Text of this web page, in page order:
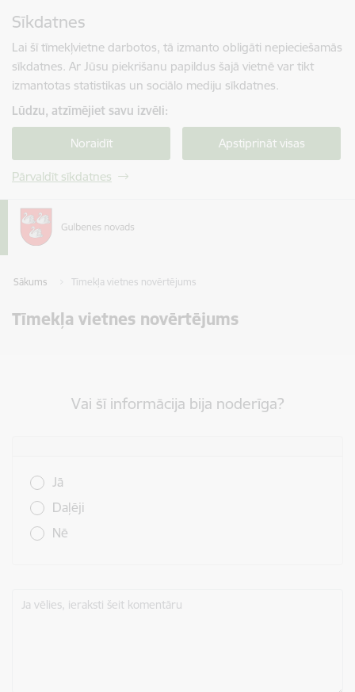
Sīkdatnes
Lai šī tīmekļvietne darbotos, tā izmanto obligāti nepieciešamās
sīkdatnes. Ar Jūsu piekrišanu papildus šajā vietnē var tikt
izmantotas statistikas un sociālo mediju sīkdatnes.
Lūdzu, atzīmējiet savu izvēli:
Noraidīt Apstiprināt visas
Pārvaldīt sīkdatnes
Sākums Tīmekļa vietnes novērtējums
Tīmekļa vietnes novērtējums
Vai šī informācija bija noderīga?
Jā
Daļēji
Nē
Ja vēlies, ieraksti šeit komentāru